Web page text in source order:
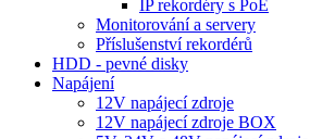
IP rekordéry s PoE
Monitorování a servery
Příslušenství rekordérů
HDD - pevné disky
Napájení
12V napájecí zdroje
12V napájecí zdroje BOX